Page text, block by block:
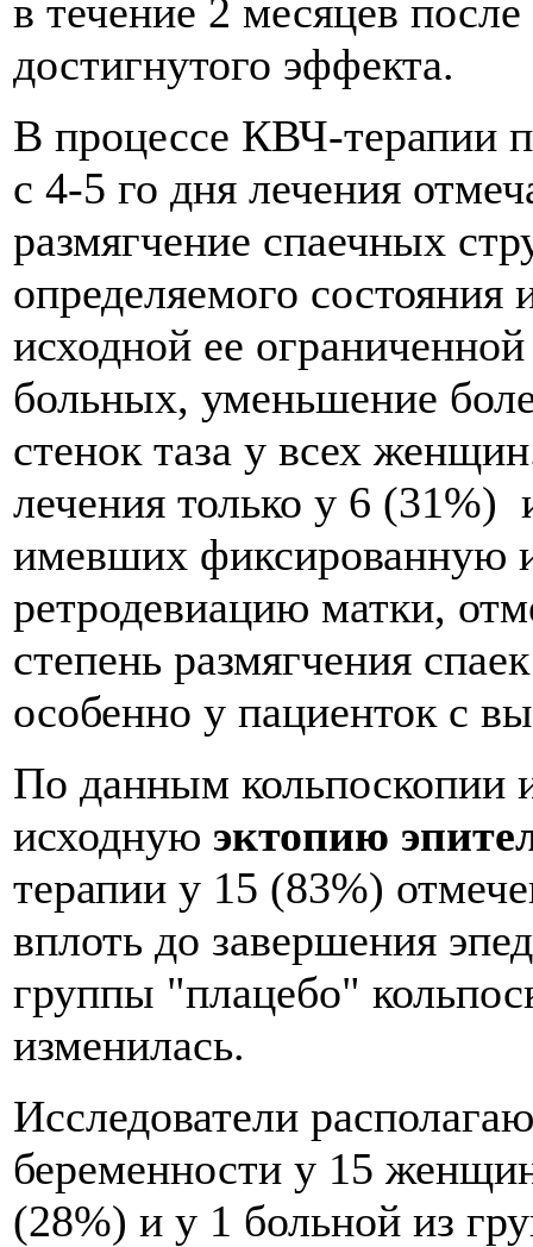
в течение 2 месяцев
достигнутого эффекта.
В процессе КВЧ-терапии
с 4-5 го дня лечения
размягчение спаечных
определяемого состояния
исходной ее
больных, уменьшение
стенок таза у всех
лечения только у 6 (31%)
имевших фиксированную
ретродевиацию матки,
степень размягчения
особенно у пациенток с
По данным
исходную эктопию
терапии у 15 (83%)
вплоть до завершения
группы "плацебо"
изменилась.
Исследователи
беременности у 15
(28%) и у 1 больной из